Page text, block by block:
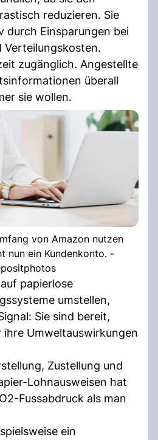
reduzieren. Sie
durch Einsparungen bei
Verteilungskosten.
zugänglich. Angestellte
überall
sie wollen.
von Amazon nutzen
nun ein Kundenkonto. -
papierlose
umstellen,
Sie sind bereit,
Umweltauswirkungen
Zustellung und
Lohnausweisen hat
Fussabdruck als man
ein